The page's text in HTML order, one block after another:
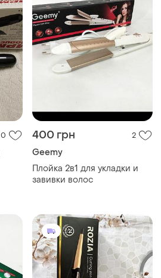
0 400 грн 2
Geemy
Плойка 2в1 для укладки и
завивки волос